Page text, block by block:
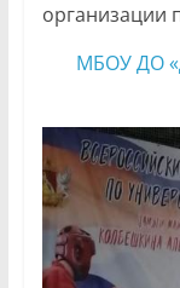
организации
МБОУ ДО